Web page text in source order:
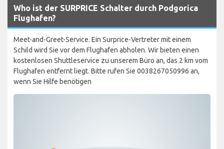
Who ist der SURPRICE Schalter durch Podgorica
Flughafen?
Meet-and-Greet-Service. Ein Surprice-Vertreter mit einem
Schild wird Sie vor dem Flughafen abholen. Wir bieten einen
kostenlosen Shuttleservice zu unserem Büro an, das 2 km vom
Flughafen entfernt liegt. Bitte rufen Sie 0038267050996 an,
wenn Sie Hilfe benötigen